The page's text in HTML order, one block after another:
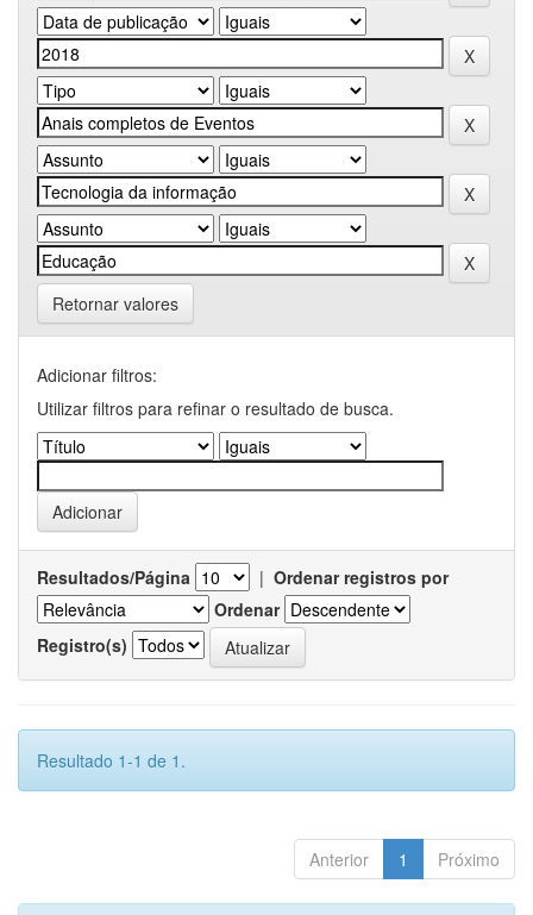
Retornar valores
Adicionar filtros:
Utilizar filtros para refinar o resultado de busca.
Resultados/Página | Ordenar registros por
Ordenar
Registro(s)
Resultado 1-1 de 1.
Anterior 1 Próximo